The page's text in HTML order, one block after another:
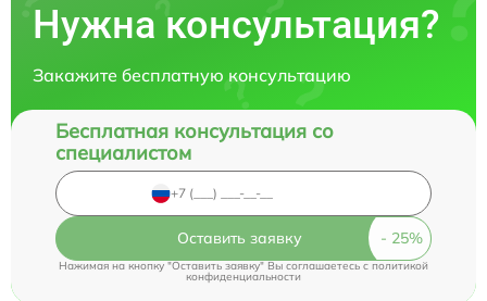
Нужна консультация?
Закажите бесплатную консультацию
Бесплатная консультация со
специалистом
Оставить заявку
Нажимая на кнопку "Оставить заявку" Вы соглашаетесь cполитикой
конфиденциальности